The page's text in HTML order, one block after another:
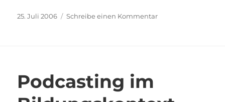
Veröffentlicht
25. Juli 2006 Schreibe einen Kommentarzu
Podcasting im